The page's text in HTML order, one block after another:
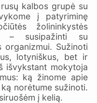
kalbos grupė su
į patyriminę
žolininkystės
– susipažinti su
organizmui. Sužinoti
lotyniškus, bet ir
išvykstant mokytoja
ką žinome apie
norėtume sužinoti.
į kelią.